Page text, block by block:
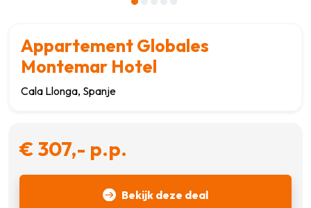
Appartement Globales
Montemar Hotel
Cala Llonga, Spanje
€ 307,- p.p.
Bekijk deze deal